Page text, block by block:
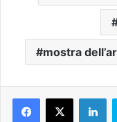
mostra